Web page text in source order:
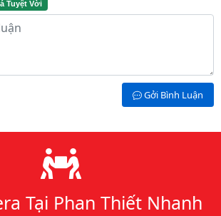
Tuyệt Vời
Gởi Bình Luận
tôi
Tại Phan Thiết Nhanh